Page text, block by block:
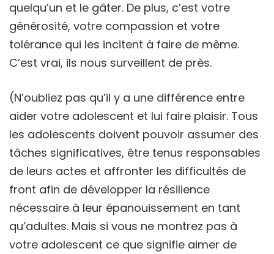
quelqu’un et le gâter. De plus, c’est votre
générosité, votre compassion et votre
tolérance qui les incitent à faire de même.
C’est vrai, ils nous surveillent de près.
(N’oubliez pas qu’il y a une différence entre
aider votre adolescent et lui faire plaisir. Tous
les adolescents doivent pouvoir assumer des
tâches significatives, être tenus responsables
de leurs actes et affronter les difficultés de
front afin de développer la résilience
nécessaire à leur épanouissement en tant
qu’adultes. Mais si vous ne montrez pas à
votre adolescent ce que signifie aimer de